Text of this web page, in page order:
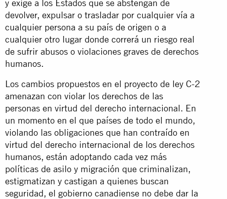
y exige a los Estados que se abstengan de
devolver, expulsar o trasladar por cualquier vía a
cualquier persona a su país de origen o a
cualquier otro lugar donde correrá un riesgo real
de sufrir abusos o violaciones graves de derechos
humanos.
Los cambios propuestos en el proyecto de ley C-2
amenazan con violar los derechos de las
personas en virtud del derecho internacional. En
un momento en el que países de todo el mundo,
violando las obligaciones que han contraído en
virtud del derecho internacional de los derechos
humanos, están adoptando cada vez más
políticas de asilo y migración que criminalizan,
estigmatizan y castigan a quienes buscan
seguridad, el gobierno canadiense no debe dar la